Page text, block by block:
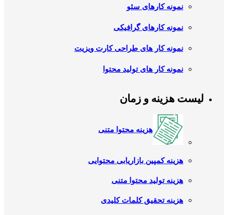
نمونه کارهای سئو
نمونه کارهای گرافیکی
نمونه کار های طراحی کارت ویزیت
نمونه کار های تولید محتوا
لیست هزینه و زمان
هزینه محتوا متنی
هزینه کمپین بازاریابی محتوایی
هزینه تولید محتوا متنی
هزینه تحقیق کلمات کلیدی